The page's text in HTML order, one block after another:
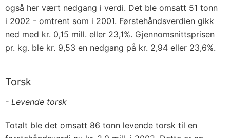
også her vært nedgang i verdi. Det ble omsatt 51 tonn
i 2002 - omtrent som i 2001. Førstehåndsverdien gikk
ned med kr. 0,15 mill. eller 23,1%. Gjennomsnittsprisen
pr. kg. ble kr. 9,53 en nedgang på kr. 2,94 eller 23,6%.
Torsk
- Levende torsk
Totalt ble det omsatt 86 tonn levende torsk til en